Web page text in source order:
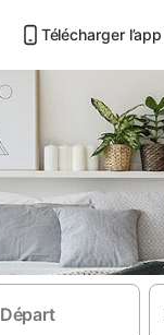
Télécharger l’app
Départ